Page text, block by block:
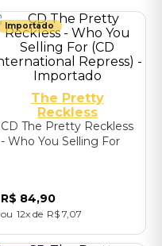
Importado
The Pretty
Reckless
CD The Pretty Reckless
- Who You Selling For
R$ 84,90
12 R$ 7 07